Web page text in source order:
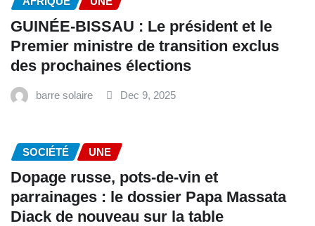
GUINÉE-BISSAU : Le président et le
Premier ministre de transition exclus
des prochaines élections
barre solaire Dec 9, 2025
SOCIÉTÉ UNE
Dopage russe, pots-de-vin et
parrainages : le dossier Papa Massata
Diack de nouveau sur la table